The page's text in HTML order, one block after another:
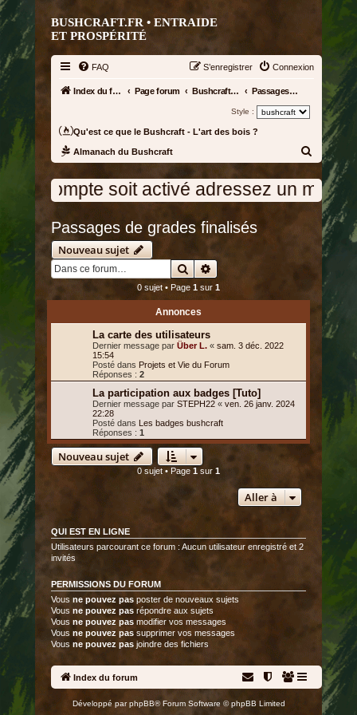
BUSHCRAFT.FR • ENTRAIDE
ET PROSPÉRITÉ
FAQ Connexion
S’enregistrer
Index du forum Page forum Bushcraft-Jutsu :) Passages de grades finalisés
Style :
Qu'est ce que le Bushcraft - L'art des bois ?
Almanach du Bushcraft
c
e
compte soit activé adressez un
Passages de grades finalisés
Nouveau sujet
RechercherRecherche avancée
0 sujet • Page 1 sur 1
Annonces
La carte des utilisateurs
Dernier message par Über L. « sam. 3 déc. 2022
15:54
Posté dans Projets et Vie du Forum
Réponses : 2
La participation aux badges [Tuto]
Dernier message par STEPH22 « ven. 26 janv. 2024
22:28
Posté dans Les badges bushcraft
Réponses : 1
Nouveau sujet
0 sujet • Page 1 sur 1
Aller à
QUI EST EN LIGNE
Utilisateurs parcourant ce forum : Aucun utilisateur enregistré et 2
invités
PERMISSIONS DU FORUM
Vous ne pouvez pas poster de nouveaux sujets
Vous ne pouvez pas répondre aux sujets
Vous ne pouvez pas modifier vos messages
Vous ne pouvez passupprimer vos messages
Vous ne pouvez pas joindre des fichiers
Index du forum
Développé parphpBB® Forum Software © phpBB Limited